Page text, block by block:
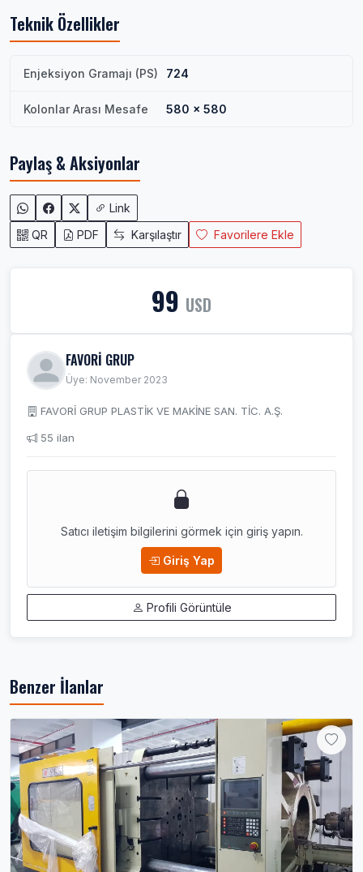
Teknik Özellikler
Enjeksiyon Gramajı (PS) 724
Kolonlar Arası Mesafe 580 x 580
Paylaş & Aksiyonlar
Link
QR
PDF Karşılaştır Favorilere Ekle
99 USD
FAVORİ GRUP
Üye: November 2023
FAVORİ GRUP PLASTİK VE MAKİNE SAN. TİC. A.Ş.
55 ilan
Satıcı iletişim bilgilerini görmek için giriş yapın.
Giriş Yap
Profili Görüntüle
Benzer İlanlar